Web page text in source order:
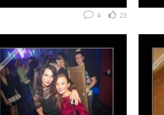
4 23